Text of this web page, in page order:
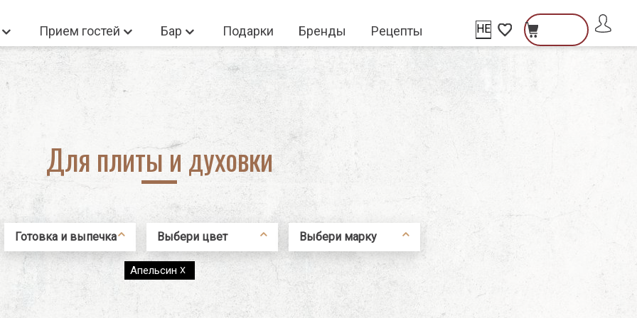
HE
פתיחת
פתיחת
חלונית
פתיחת
למשתמש
Прием гостей Бар Подарки Бренды Рецепты
Новый пользователь\гость
Новый пользователь
Регистрация
Для плиты и духовки
Готовка и выпечка
Для плиты и
духовки
Приспособления
Выбери цвет
Кремовый
Красный
Черный
Выбери марку
Emile Henry
Апельсин X